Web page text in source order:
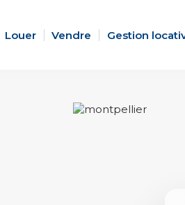
Louer Vendre Gestion